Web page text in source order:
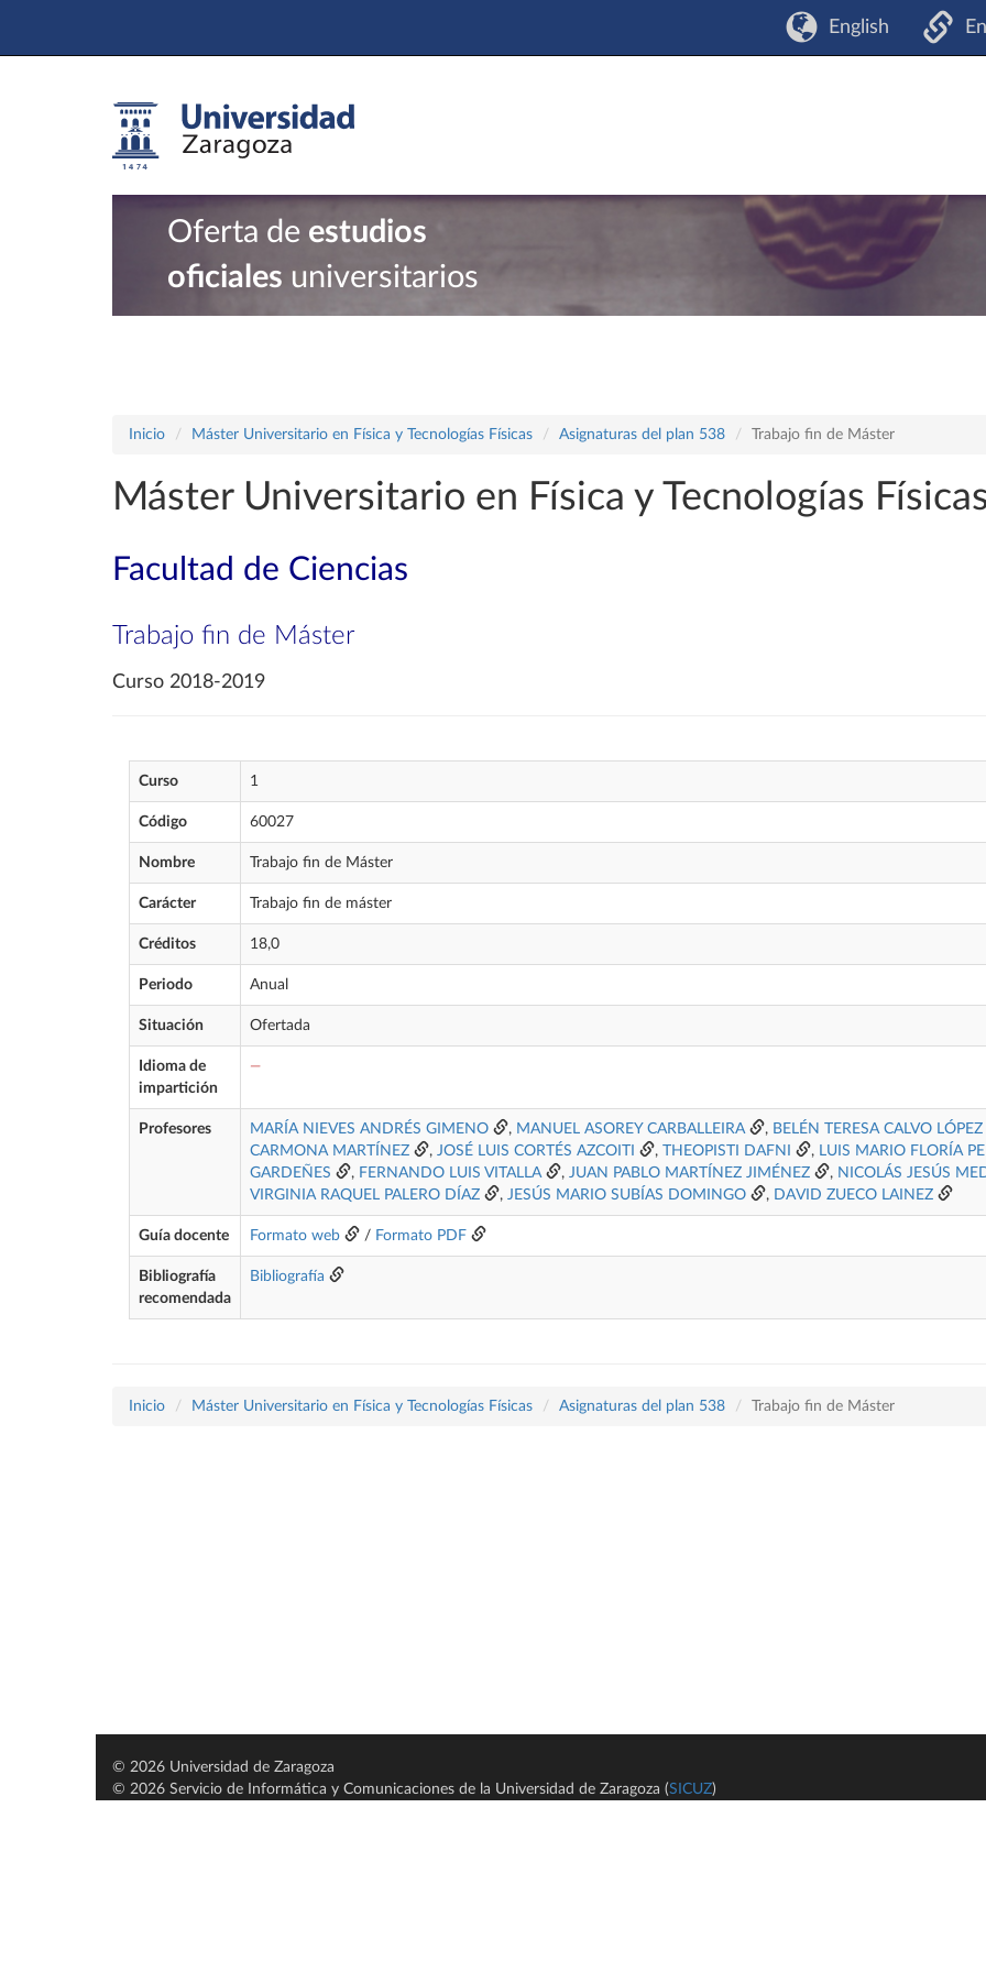
English
Oferta de estudios
oficiales universitarios
Inicio Máster Universitario en Física y Tecnologías Físicas Asignaturas del plan 538 Trabajo fin de Máster
Máster Universitario en Física y Tecnologías
Facultad de Ciencias
Trabajo fin de Máster
Curso 2018-2019
Curso 1
Código 60027
Nombre Trabajo fin de Máster
Carácter Trabajo fin de máster
Créditos 18,0
Periodo Anual
Situación Ofertada
Idioma de
impartición
—
Profesores MARÍA NIEVES ANDRÉS GIMENO , MANUEL ASOREY CARBALLEIRA , BELÉN TERESA CALVO LÓPEZ
CARMONA MARTÍNEZ
, JOSÉ LUIS CORTÉS AZCOITI , THEOPISTI DAFNI , LUIS MARIO FLORÍA
GARDEÑES
, FERNANDO LUIS VITALLA , JUAN PABLO MARTÍNEZ JIMÉNEZ , NICOLÁS JESÚS
VIRGINIA RAQUEL PALERO DÍAZ
, JESÚS MARIO SUBÍAS DOMINGO , DAVID ZUECO LAINEZ
Guía docente Formato web / Formato PDF
Bibliografía
recomendada
Bibliografía
Inicio Máster Universitario en Física y Tecnologías Físicas Asignaturas del plan 538 Trabajo fin de Máster
© 2026 Universidad de Zaragoza
© 2026 Servicio de Informática y Comunicaciones de la Universidad de Zaragoza (SICUZ)